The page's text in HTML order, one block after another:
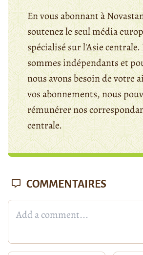
En vous abonnant à
soutenez le seul média
spécialisé sur l'Asie centrale.
sommes indépendants et
nous avons besoin de votre
vos abonnements, nous
rémunérer nos
centrale.
COMMENTAIRES